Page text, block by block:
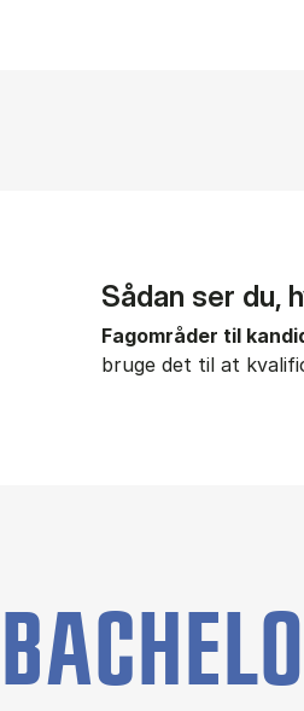
Sådan ser du,
Fagområder til
bruge det til at